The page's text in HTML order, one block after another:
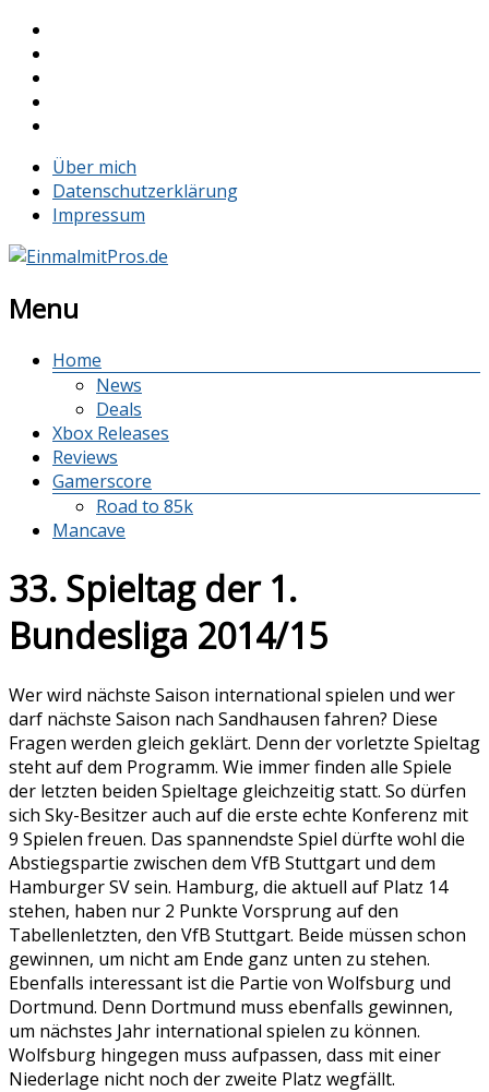
Über mich
Datenschutzerklärung
Impressum
Menu
Home
News
Deals
Xbox Releases
Reviews
Gamerscore
Road to 85k
Mancave
33. Spieltag der 1.
Bundesliga 2014/15
Wer wird nächste Saison international spielen und wer
darf nächste Saison nach Sandhausen fahren? Diese
Fragen werden gleich geklärt. Denn der vorletzte Spieltag
steht auf dem Programm. Wie immer finden alle Spiele
der letzten beiden Spieltage gleichzeitig statt. So dürfen
sich Sky-Besitzer auch auf die erste echte Konferenz mit
9 Spielen freuen. Das spannendste Spiel dürfte wohl die
Abstiegspartie zwischen dem VfB Stuttgart und dem
Hamburger SV sein. Hamburg, die aktuell auf Platz 14
stehen, haben nur 2 Punkte Vorsprung auf den
Tabellenletzten, den VfB Stuttgart. Beide müssen schon
gewinnen, um nicht am Ende ganz unten zu stehen.
Ebenfalls interessant ist die Partie von Wolfsburg und
Dortmund. Denn Dortmund muss ebenfalls gewinnen,
um nächstes Jahr international spielen zu können.
Wolfsburg hingegen muss aufpassen, dass mit einer
Niederlage nicht noch der zweite Platz wegfällt.